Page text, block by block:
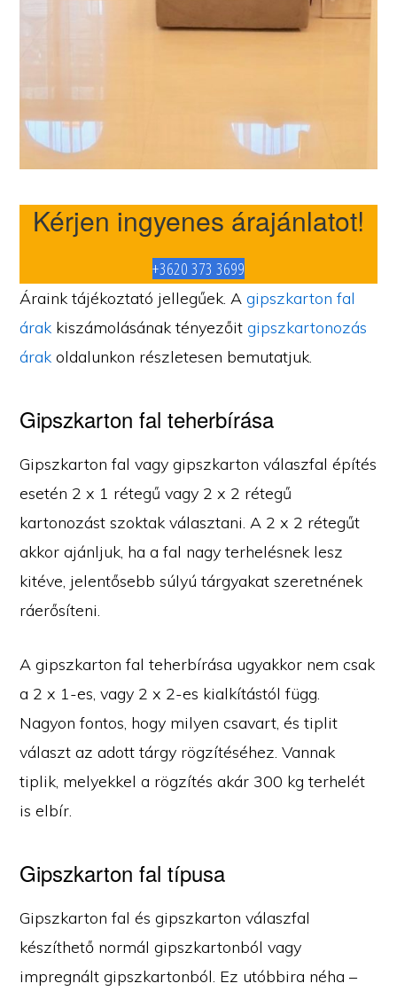
Kérjen ingyenes árajánlatot!
+3620 373 3699
Áraink tájékoztató jellegűek. Agipszkarton fal
árak kiszámolásának tényezőitgipszkartonozás
árak oldalunkon részletesen bemutatjuk.
Gipszkarton fal teherbírása
Gipszkarton fal vagy gipszkarton válaszfal építés
esetén 2 x 1 rétegű vagy 2 x 2 rétegű
kartonozást szoktak választani. A 2 x 2 rétegűt
akkor ajánljuk, ha a fal nagy terhelésnek lesz
kitéve, jelentősebb súlyú tárgyakat szeretnének
ráerősíteni.
A gipszkarton fal teherbírása ugyakkor nem csak
a 2 x 1-es, vagy 2 x 2-es kialkítástól függ.
Nagyon fontos, hogy milyen csavart, és tiplit
választ az adott tárgy rögzítéséhez. Vannak
tiplik, melyekkel a rögzítés akár 300 kg terhelét
is elbír.
Gipszkarton fal típusa
Gipszkarton fal és gipszkarton válaszfal
készíthető normál gipszkartonból vagy
impregnált gipszkartonból. Ez utóbbira néha –